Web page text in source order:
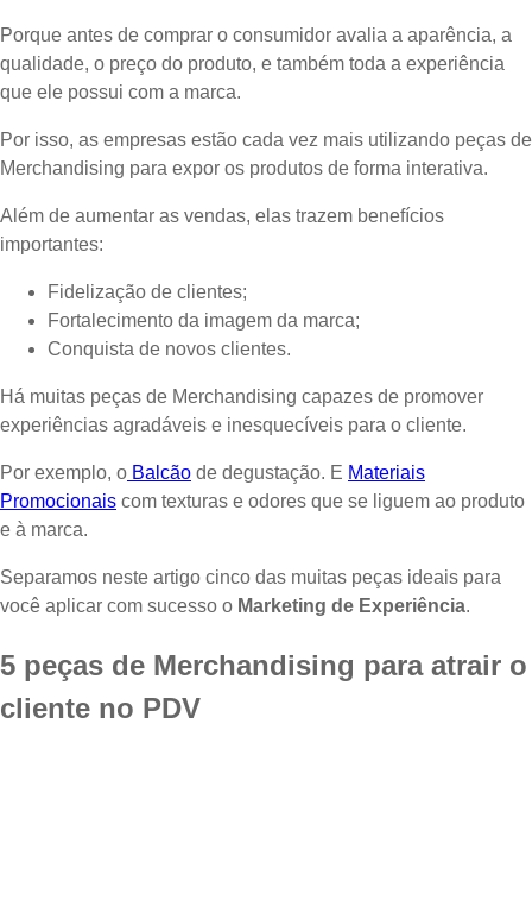
Porque antes de comprar o consumidor avalia a aparência, a
qualidade, o preço do produto, e também toda a experiência
que ele possui com a marca.
Por isso, as empresas estão cada vez mais utilizando peças de
Merchandising para expor os produtos de forma interativa.
Além de aumentar as vendas, elas trazem benefícios
importantes:
Fidelização de clientes;
Fortalecimento da imagem da marca;
Conquista de novos clientes.
Há muitas peças de Merchandising capazes de promover
experiências agradáveis e inesquecíveis para o cliente.
Por exemplo, o Balcão de degustação. E Materiais
Promocionais com texturas e odores que se liguem ao produto
e à marca.
Separamos neste artigo cinco das muitas peças ideais para
você aplicar com sucesso o Marketing de Experiência.
5 peças de Merchandising para atrair o
cliente no PDV